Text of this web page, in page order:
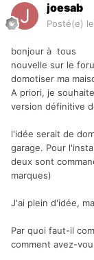
joesab
Posté(e)
bonjour à tous
nouvelle sur le
domotiser ma
A priori, je
version définitive
l'idée serait de
garage. Pour
deux sont
marques)
J'ai plein d'idée,
Par quoi faut-il
comment avez-